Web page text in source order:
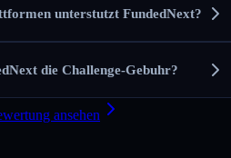
unterstutzt FundedNext?
die Challenge-Gebuhr?
ansehen